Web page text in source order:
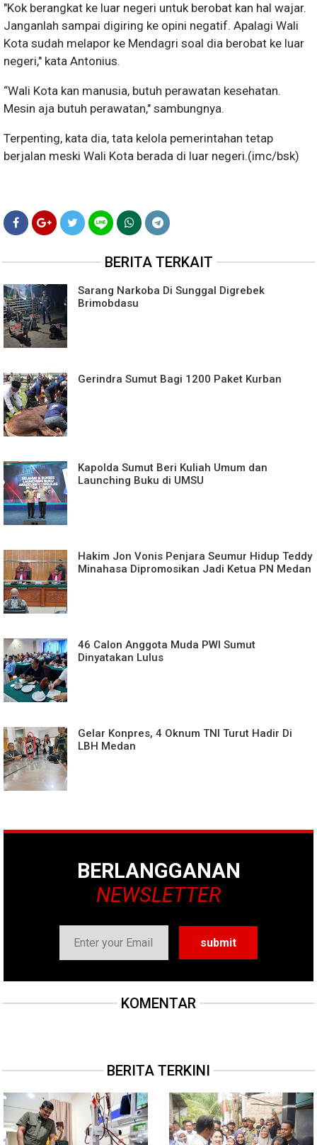
"Kok berangkat ke luar negeri untuk berobat kan hal wajar.
Janganlah sampai digiring ke opini negatif. Apalagi Wali
Kota sudah melapor ke Mendagri soal dia berobat ke luar
negeri," kata Antonius.
“Wali Kota kan manusia, butuh perawatan kesehatan.
Mesin aja butuh perawatan," sambungnya.
Terpenting, kata dia, tata kelola pemerintahan tetap
berjalan meski Wali Kota berada di luar negeri.(imc/bsk)
BERITA TERKAIT
Sarang Narkoba Di Sunggal Digrebek
Brimobdasu
Gerindra Sumut Bagi 1200 Paket Kurban
Kapolda Sumut Beri Kuliah Umum dan
Launching Buku di UMSU
Hakim Jon Vonis Penjara Seumur Hidup Teddy
Minahasa Dipromosikan Jadi Ketua PN Medan
46 Calon Anggota Muda PWI Sumut
Dinyatakan Lulus
Gelar Konpres, 4 Oknum TNI Turut Hadir Di
LBH Medan
BERLANGGANAN
NEWSLETTER
KOMENTAR
BERITA TERKINI